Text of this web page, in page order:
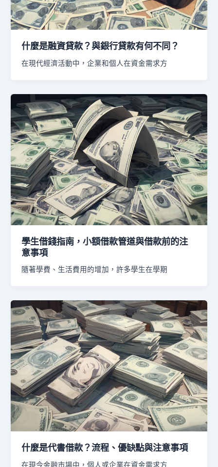
什麼是融資貸款？與銀行貸款有何不同？
在現代經濟活動中，企業和個人在資金需求方
學生借錢指南，小額借款管道與借款前的注
意事項
隨著學費、生活費用的增加，許多學生在學期
什麼是代書借款？流程、優缺點與注意事項
在現今金融市場中，個人或企業在資金需求方